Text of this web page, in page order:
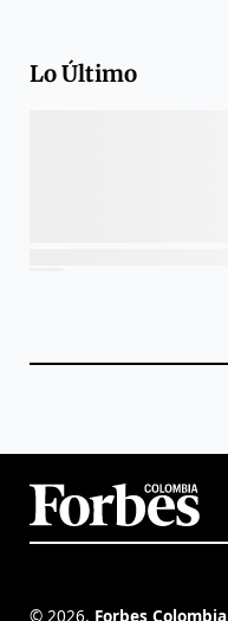
Lo Último
© 2026, Forbes Colombia